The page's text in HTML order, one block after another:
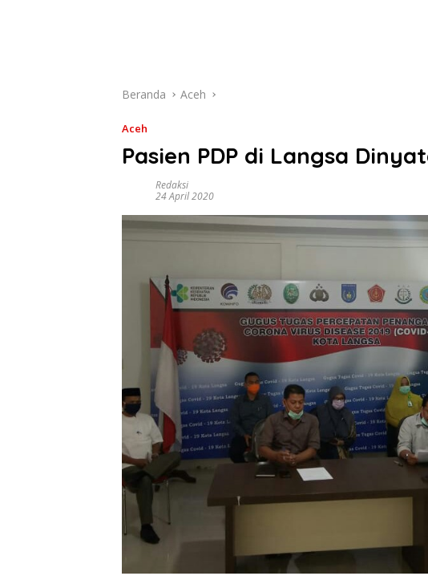
Beranda Aceh
Aceh
Pasien PDP di Langsa
Redaksi
24 April 2020